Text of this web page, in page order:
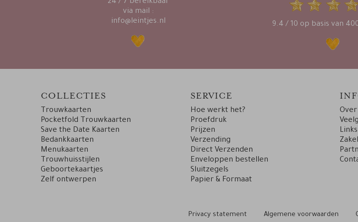
24 / 7 bereikbaar
via mail :
info@leintjes.nl
9.4 / 10 op basis van
COLLECTIES
Trouwkaarten
Pocketfold Trouwkaarten
Save the Date Kaarten
Bedankkaarten
Menukaarten
Trouwhuisstijlen
Geboortekaartjes
Zelf ontwerpen
SERVICE
Hoe werkt het?
Proefdruk
Prijzen
Verzending
Direct Verzenden
Enveloppen bestellen
Sluitzegels
Papier & Formaat
Links
Privacy statement Algemene voorwaarden